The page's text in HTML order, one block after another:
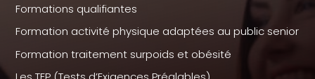
Formations qualifiantes
Formation activité physique adaptées au public senior
Formation traitement surpoids et obésité